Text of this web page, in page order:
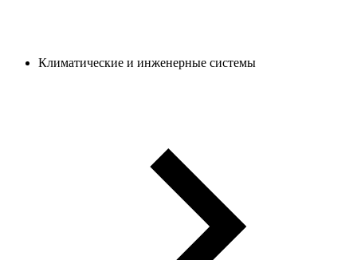
Климатические и инженерные системы